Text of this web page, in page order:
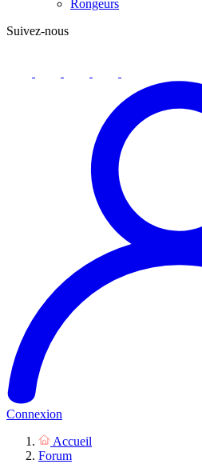
Rongeurs
Suivez-nous
Connexion
Accueil
Forum